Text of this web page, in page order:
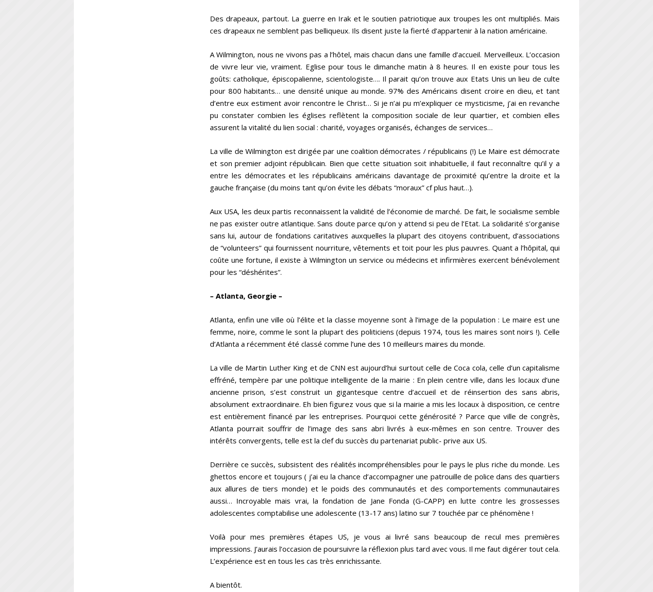
Des drapeaux, partout. La guerre en Irak et le soutien patriotique aux troupes les ont multipliés. Mais
ces drapeaux ne semblent pas belliqueux. Ils disent juste la fierté d’appartenir à la nation américaine.
A Wilmington, nous ne vivons pas a l’hôtel, mais chacun dans une famille d’accueil. Merveilleux. L’occasion
de vivre leur vie, vraiment. Eglise pour tous le dimanche matin à 8 heures. Il en existe pour tous les
goûts: catholique, épiscopalienne, scientologiste…. Il parait qu’on trouve aux Etats Unis un lieu de culte
pour 800 habitants… une densité unique au monde. 97% des Américains disent croire en dieu, et tant
d’entre eux estiment avoir rencontre le Christ… Si je n’ai pu m’expliquer ce mysticisme, j’ai en revanche
pu constater combien les églises reflètent la composition sociale de leur quartier, et combien elles
assurent la vitalité du lien social : charité, voyages organisés, échanges de services…
La ville de Wilmington est dirigée par une coalition démocrates / républicains (!) Le Maire est démocrate
et son premier adjoint républicain. Bien que cette situation soit inhabituelle, il faut reconnaître qu’il y a
entre les démocrates et les républicains américains davantage de proximité qu’entre la droite et la
gauche française (du moins tant qu’on évite les débats “moraux” cf plus haut…).
Aux USA, les deux partis reconnaissent la validité de l’économie de marché. De fait, le socialisme semble
ne pas exister outre atlantique. Sans doute parce qu’on y attend si peu de l’Etat. La solidarité s’organise
sans lui, autour de fondations caritatives auxquelles la plupart des citoyens contribuent, d’associations
de “volunteers” qui fournissent nourriture, vêtements et toit pour les plus pauvres. Quant a l’hôpital, qui
coûte une fortune, il existe à Wilmington un service ou médecins et infirmières exercent bénévolement
pour les “déshérites”.
– Atlanta, Georgie –
Atlanta, enfin une ville où l’élite et la classe moyenne sont à l’image de la population : Le maire est une
femme, noire, comme le sont la plupart des politiciens (depuis 1974, tous les maires sont noirs !). Celle
d’Atlanta a récemment été classé comme l’une des 10 meilleurs maires du monde.
La ville de Martin Luther King et de CNN est aujourd’hui surtout celle de Coca cola, celle d’un capitalisme
effréné, tempère par une politique intelligente de la mairie : En plein centre ville, dans les locaux d’une
ancienne prison, s’est construit un gigantesque centre d’accueil et de réinsertion des sans abris,
absolument extraordinaire. Eh bien figurez vous que si la mairie a mis les locaux à disposition, ce centre
est entièrement financé par les entreprises. Pourquoi cette générosité ? Parce que ville de congrès,
Atlanta pourrait souffrir de l’image des sans abri livrés à eux-mêmes en son centre. Trouver des
intérêts convergents, telle est la clef du succès du partenariat public- prive aux US.
Derrière ce succès, subsistent des réalités incompréhensibles pour le pays le plus riche du monde. Les
ghettos encore et toujours ( j’ai eu la chance d’accompagner une patrouille de police dans des quartiers
aux allures de tiers monde) et le poids des communautés et des comportements communautaires
aussi… Incroyable mais vrai, la fondation de Jane Fonda (G-CAPP) en lutte contre les grossesses
adolescentes comptabilise une adolescente (13-17 ans) latino sur 7 touchée par ce phénomène !
Voilà pour mes premières étapes US, je vous ai livré sans beaucoup de recul mes premières
impressions. J’aurais l’occasion de poursuivre la réflexion plus tard avec vous. Il me faut digérer tout cela.
L’expérience est en tous les cas très enrichissante.
A bientôt.